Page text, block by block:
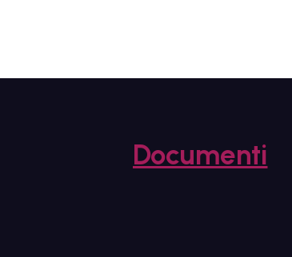
Documenti